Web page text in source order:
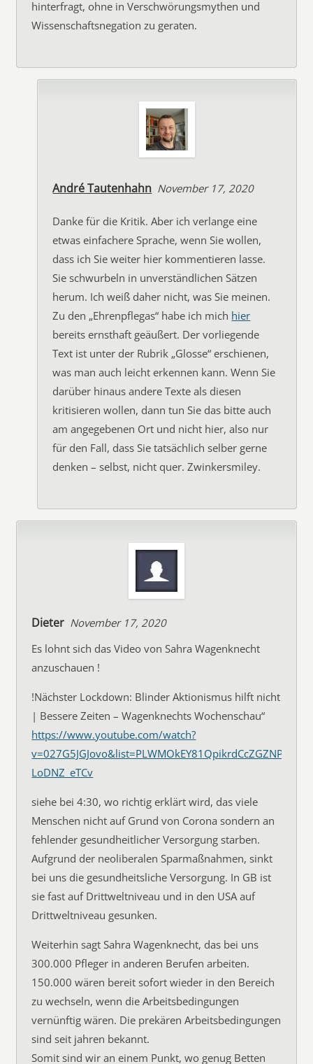
hinterfragt, ohne in Verschwörungsmythen und
Wissenschaftsnegation zu geraten.
André Tautenhahn November 17, 2020
Danke für die Kritik. Aber ich verlange eine
etwas einfachere Sprache, wenn Sie wollen,
dass ich Sie weiter hier kommentieren lasse.
Sie schwurbeln in unverständlichen Sätzen
herum. Ich weiß daher nicht, was Sie meinen.
Zu den „Ehrenpflegas“ habe ich mich hier
bereits ernsthaft geäußert. Der vorliegende
Text ist unter der Rubrik „Glosse“ erschienen,
was man auch leicht erkennen kann. Wenn Sie
darüber hinaus andere Texte als diesen
kritisieren wollen, dann tun Sie das bitte auch
am angegebenen Ort und nicht hier, also nur
für den Fall, dass Sie tatsächlich selber gerne
denken – selbst, nicht quer. Zwinkersmiley.
Dieter November 17, 2020
Es lohnt sich das Video von Sahra Wagenknecht
anzuschauen !
!Nächster Lockdown: Blinder Aktionismus hilft nicht
| Bessere Zeiten – Wagenknechts Wochenschau“
https://www.youtube.com/watch?
v=027G5JGJovo&list=PLWMOkEY81QpikrdCcZGZNP-
LoDNZ_eTCv
siehe bei 4:30, wo richtig erklärt wird, das viele
Menschen nicht auf Grund von Corona sondern an
fehlender gesundheitlicher Versorgung starben.
Aufgrund der neoliberalen Sparmaßnahmen, sinkt
bei uns die gesundheitsliche Versorgung. In GB ist
sie fast auf Drittweltniveau und in den USA auf
Drittweltniveau gesunken.
Weiterhin sagt Sahra Wagenknecht, das bei uns
300.000 Pfleger in anderen Berufen arbeiten.
150.000 wären bereit sofort wieder in den Bereich
zu wechseln, wenn die Arbeitsbedingungen
vernünftig wären. Die prekären Arbeitsbedingungen
sind seit jahren bekannt.
Somit sind wir an einem Punkt, wo genug Betten